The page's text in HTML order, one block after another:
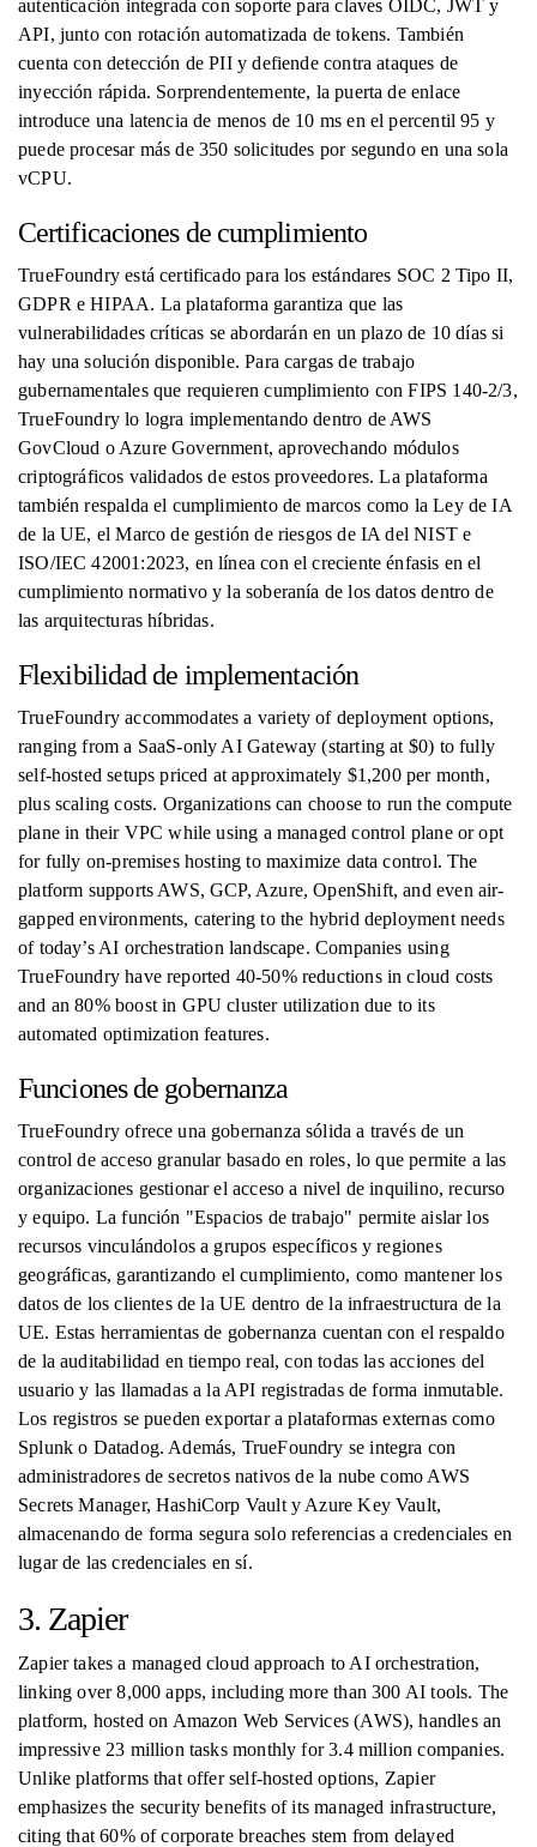
autenticación integrada con soporte para claves OIDC, JWT y
API, junto con rotación automatizada de tokens. También
cuenta con detección de PII y defiende contra ataques de
inyección rápida. Sorprendentemente, la puerta de enlace
introduce una latencia de menos de 10 ms en el percentil 95 y
puede procesar más de 350 solicitudes por segundo en una sola
vCPU.
Certificaciones de cumplimiento
TrueFoundry está certificado para los estándares SOC 2 Tipo II,
GDPR e HIPAA. La plataforma garantiza que las
vulnerabilidades críticas se abordarán en un plazo de 10 días si
hay una solución disponible. Para cargas de trabajo
gubernamentales que requieren cumplimiento con FIPS 140-2/3,
TrueFoundry lo logra implementando dentro de AWS
GovCloud o Azure Government, aprovechando módulos
criptográficos validados de estos proveedores. La plataforma
también respalda el cumplimiento de marcos como la Ley de IA
de la UE, el Marco de gestión de riesgos de IA del NIST e
ISO/IEC 42001:2023, en línea con el creciente énfasis en el
cumplimiento normativo y la soberanía de los datos dentro de
las arquitecturas híbridas.
Flexibilidad de implementación
TrueFoundry accommodates a variety of deployment options,
ranging from a SaaS-only AI Gateway (starting at $0) to fully
self-hosted setups priced at approximately $1,200 per month,
plus scaling costs. Organizations can choose to run the compute
plane in their VPC while using a managed control plane or opt
for fully on-premises hosting to maximize data control. The
platform supports AWS, GCP, Azure, OpenShift, and even air-
gapped environments, catering to the hybrid deployment needs
of today’s AI orchestration landscape. Companies using
TrueFoundry have reported 40-50% reductions in cloud costs
and an 80% boost in GPU cluster utilization due to its
automated optimization features.
Funciones de gobernanza
TrueFoundry ofrece una gobernanza sólida a través de un
control de acceso granular basado en roles, lo que permite a las
organizaciones gestionar el acceso a nivel de inquilino, recurso
y equipo. La función "Espacios de trabajo" permite aislar los
recursos vinculándolos a grupos específicos y regiones
geográficas, garantizando el cumplimiento, como mantener los
datos de los clientes de la UE dentro de la infraestructura de la
UE. Estas herramientas de gobernanza cuentan con el respaldo
de la auditabilidad en tiempo real, con todas las acciones del
usuario y las llamadas a la API registradas de forma inmutable.
Los registros se pueden exportar a plataformas externas como
Splunk o Datadog. Además, TrueFoundry se integra con
administradores de secretos nativos de la nube como AWS
Secrets Manager, HashiCorp Vault y Azure Key Vault,
almacenando de forma segura solo referencias a credenciales en
lugar de las credenciales en sí.
3. Zapier
Zapier takes a managed cloud approach to AI orchestration,
linking over 8,000 apps, including more than 300 AI tools. The
platform, hosted on Amazon Web Services (AWS), handles an
impressive 23 million tasks monthly for 3.4 million companies.
Unlike platforms that offer self-hosted options, Zapier
emphasizes the security benefits of its managed infrastructure,
citing that 60% of corporate breaches stem from delayed